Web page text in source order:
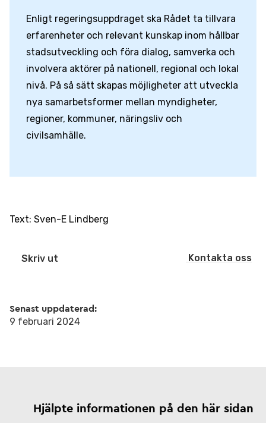
Enligt regeringsuppdraget ska Rådet ta tillvara
erfarenheter och relevant kunskap inom hållbar
stadsutveckling och föra dialog, samverka och
involvera aktörer på nationell, regional och lokal
nivå. På så sätt skapas möjligheter att utveckla
nya samarbetsformer mellan myndigheter,
regioner, kommuner, näringsliv och
civilsamhälle.
Text: Sven-E Lindberg
Skriv ut Kontakta oss
Senast uppdaterad:
9 februari 2024
Hjälpte informationen på den här sidan